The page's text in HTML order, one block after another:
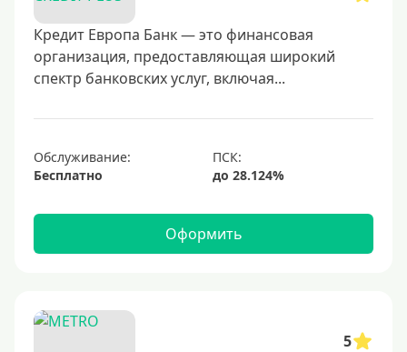
40000 руб
50000 руб
60000 руб
70000 руб
100000 руб
350000 руб
Кредит Европа Банк — это финансовая
организация, предоставляющая широкий
спектр банковских услуг, включая...
Обслуживание:
Бесплатно
Оформить
5